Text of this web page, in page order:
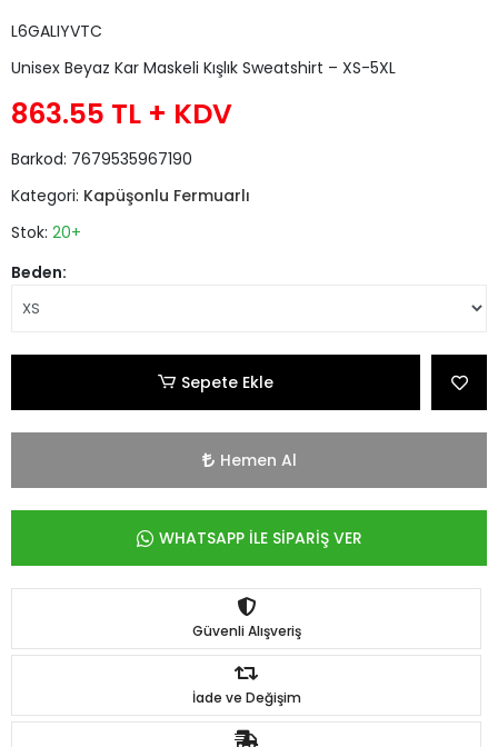
L6GALIYVTC
Unisex Beyaz Kar Maskeli Kışlık Sweatshirt – XS-5XL
863.55 TL + KDV
Barkod: 7679535967190
Kategori: Kapüşonlu Fermuarlı
Stok: 20+
Beden:
Sepete Ekle
Hemen Al
WHATSAPP İLE SİPARİŞ VER
Güvenli Alışveriş
İade ve Değişim